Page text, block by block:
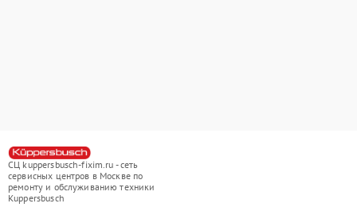
СЦ kuppersbusch-fixim.ru - сеть
сервисных центров в Москве по
ремонту и обслуживанию техники
Kuppersbusch